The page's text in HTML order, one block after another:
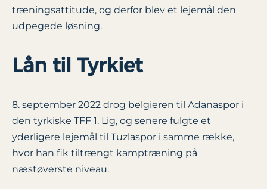
træningsattitude, og derfor blev et lejemål den
udpegede løsning.
Lån til Tyrkiet
8. september 2022 drog belgieren til Adanaspor i
den tyrkiske TFF 1. Lig, og senere fulgte et
yderligere lejemål til Tuzlaspor i samme række,
hvor han fik tiltrængt kamptræning på
næstøverste niveau.